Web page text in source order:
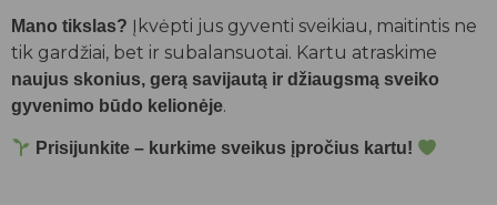
Mano tikslas? Įkvėpti jus gyventi sveikiau, maitintis ne
tik gardžiai, bet ir subalansuotai. Kartu atraskime
naujus skonius, gerą savijautą ir džiaugsmą sveiko
gyvenimo būdo kelionėje.
Prisijunkite – kurkime sveikus įpročius kartu!